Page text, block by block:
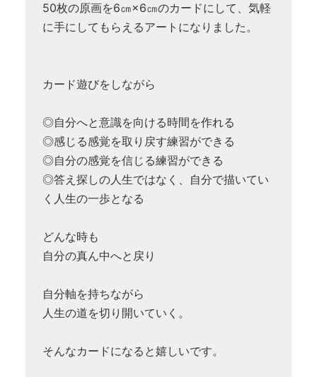
50枚の原画を6㎝×6㎝のカードにして、気軽
に手にしてもらえるアートになりました。
カード遊びをしながら
◎自分へと意識を向ける時間を作れる
◎感じる感覚を取り戻す練習ができる
◎自分の感覚を信じる練習ができる
◎答え探しの人生ではなく、自分で描いてい
く人生の一歩となる
どんな時も
自分の真ん中へと戻り
自分軸を持ちながら
人生の道を切り開いていく。
そんなカードになると嬉しいです。